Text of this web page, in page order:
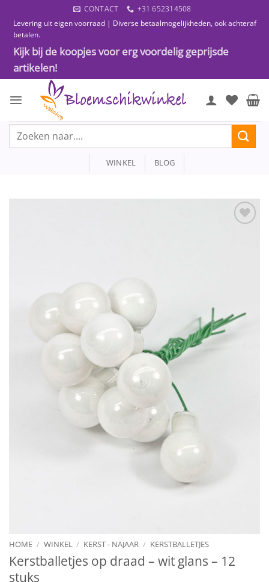
naar
inhoud
CONTACT
+31 652314508
Levering uit eigen voorraad | Diverse betaalmogelijkheden, ook achteraf
betalen.
Kijk bij de koopjes voor erg voordelig geprijsde
artikelen!
Zoeken
WINKEL BLOG
HOME / WINKEL / KERST - NAJAAR / KERSTBALLETJES
Kerstballetjes op draad – wit glans – 12
stuks